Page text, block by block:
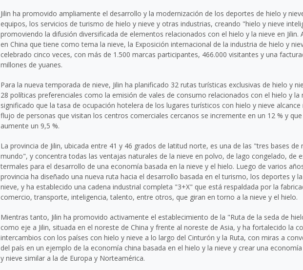
Jilin ha promovido ampliamente el desarrollo y la modernización de los deportes de hielo y
equipos, los servicios de turismo de hielo y nieve y otras industrias, creando "hielo y nieve
promoviendo la difusión diversificada de elementos relacionados con el hielo y la nieve en Jilin.
en China que tiene como tema la nieve, la Exposición internacional de la industria de hielo y
celebrado cinco veces, con más de 1.500 marcas participantes, 466.000 visitantes y una
millones de yuanes.
Para la nueva temporada de nieve, Jilin ha planificado 32 rutas turísticas exclusivas de hielo y
28 políticas preferenciales como la emisión de vales de consumo relacionados con el hielo y la
significado que la tasa de ocupación hotelera de los lugares turísticos con hielo y nieve alcance
flujo de personas que visitan los centros comerciales cercanos se incremente en un 12 % y
aumente un 9,5 %.
La provincia de Jilin, ubicada entre 41 y 46 grados de latitud norte, es una de las "tres bases de
mundo", y concentra todas las ventajas naturales de la nieve en polvo, de lago congelado, de
termales para el desarrollo de una economía basada en la nieve y el hielo. Luego de varios
provincia ha diseñado una nueva ruta hacia el desarrollo basada en el turismo, los deportes y
nieve, y ha establecido una cadena industrial completa "3+X" que está respaldada por la
comercio, transporte, inteligencia, talento, entre otros, que giran en torno a la nieve y el hielo.
Mientras tanto, Jilin ha promovido activamente el establecimiento de la "Ruta de la seda de
como eje a Jilin, situada en el noreste de China y frente al noreste de Asia, y ha fortalecido la
intercambios con los países con hielo y nieve a lo largo del Cinturón y la Ruta, con miras a
del país en un ejemplo de la economía china basada en el hielo y la nieve y crear una
y nieve similar a la de Europa y Norteamérica.